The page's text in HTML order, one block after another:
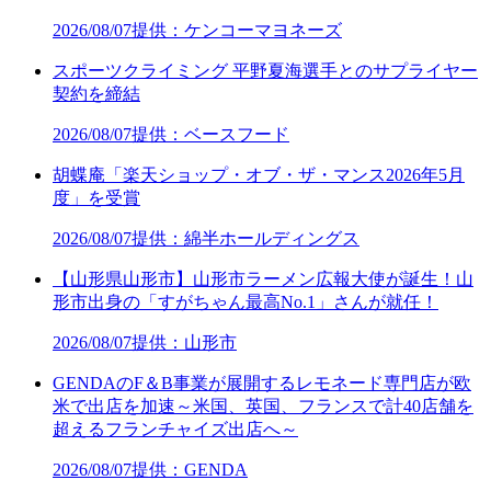
2026/08/07提供：ケンコーマヨネーズ
スポーツクライミング 平野夏海選手とのサプライヤー
契約を締結
2026/08/07提供：ベースフード
胡蝶庵「楽天ショップ・オブ・ザ・マンス2026年5月
度」を受賞
2026/08/07提供：綿半ホールディングス
【山形県山形市】山形市ラーメン広報大使が誕生！山
形市出身の「すがちゃん最高No.1」さんが就任！
2026/08/07提供：山形市
GENDAのF＆B事業が展開するレモネード専門店が欧
米で出店を加速～米国、英国、フランスで計40店舗を
超えるフランチャイズ出店へ～
2026/08/07提供：GENDA